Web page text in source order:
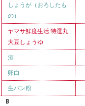
しょうが（おろしたも
の）
ヤマサ鮮度生活 特選丸
大豆しょうゆ
酒
卵白
生パン粉
B